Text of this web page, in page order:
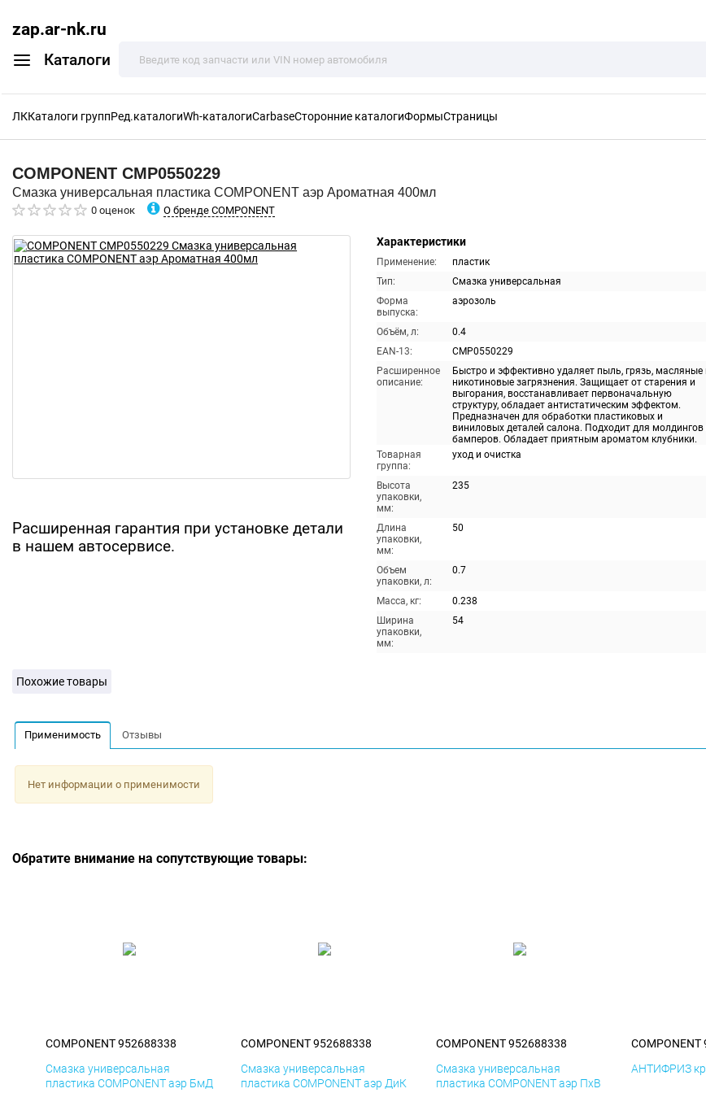
zap.ar-nk.ru
Каталоги
ЛККаталоги группРед.каталогиWh-каталогиCarbaseСторонние каталогиФормыСтраницы
COMPONENT CMP0550229
Смазка универсальная пластика COMPONENT аэр Ароматная 400мл
0 оценок О бренде COMPONENT
Расширенная гарантия при установке детали
в нашем автосервисе.
Характеристики
Применение:
пластик
Тип:
Смазка универсальная
Форма
выпуска:
аэрозоль
Объём, л:
0.4
EAN-13:
CMP0550229
Расширенное
описание:
Быстро и эффективно удаляет пыль, грязь, масляные
никотиновые загрязнения. Защищает от старения и
выгорания, восстанавливает первоначальную
структуру, обладает антистатическим эффектом.
Предназначен для обработки пластиковых и
виниловых деталей салона. Подходит для молдингов
бамперов. Обладает приятным ароматом клубники.
Товарная
группа:
уход и очистка
Высота
упаковки,
мм:
235
Длина
упаковки,
мм:
50
Объем
упаковки, л:
0.7
Масса, кг:
0.238
Ширина
упаковки,
мм:
54
Похожие товары
Применимость Отзывы
Нет информации о применимости
Обратите внимание на сопутствующие товары:
COMPONENT 952688338
Смазка универсальная
пластика COMPONENT аэр БмД
COMPONENT 952688338
Смазка универсальная
пластика COMPONENT аэр ДиК
COMPONENT 952688338
Смазка универсальная
пластика COMPONENT аэр ПхВ
АНТИФРИЗ